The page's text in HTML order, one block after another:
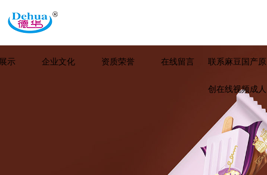
示 企业文化 资质荣誉 在线留言 联系麻豆国产原
创在线视频成人